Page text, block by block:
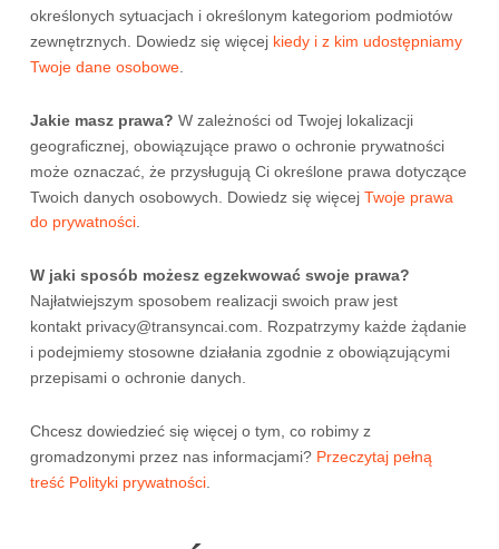
określonych sytuacjach i określonym kategoriom podmiotów
zewnętrznych. Dowiedz się więcej kiedy i z kim udostępniamy
Twoje dane osobowe.
Jakie masz prawa? W zależności od Twojej lokalizacji
geograficznej, obowiązujące prawo o ochronie prywatności
może oznaczać, że przysługują Ci określone prawa dotyczące
Twoich danych osobowych. Dowiedz się więcej Twoje prawa
do prywatności.
W jaki sposób możesz egzekwować swoje prawa?
Najłatwiejszym sposobem realizacji swoich praw jest
kontakt privacy@transyncai.com . Rozpatrzymy każde żądanie
i podejmiemy stosowne działania zgodnie z obowiązującymi
przepisami o ochronie danych.
Chcesz dowiedzieć się więcej o tym, co robimy z
gromadzonymi przez nas informacjami? Przeczytaj pełną
treść Polityki prywatności.